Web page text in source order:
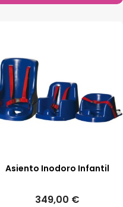
Asiento Inodoro Infantil
349,00 €